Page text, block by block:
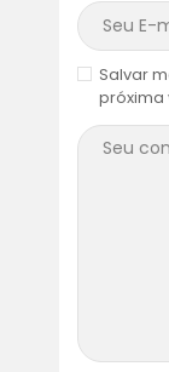
Salvar
próxima